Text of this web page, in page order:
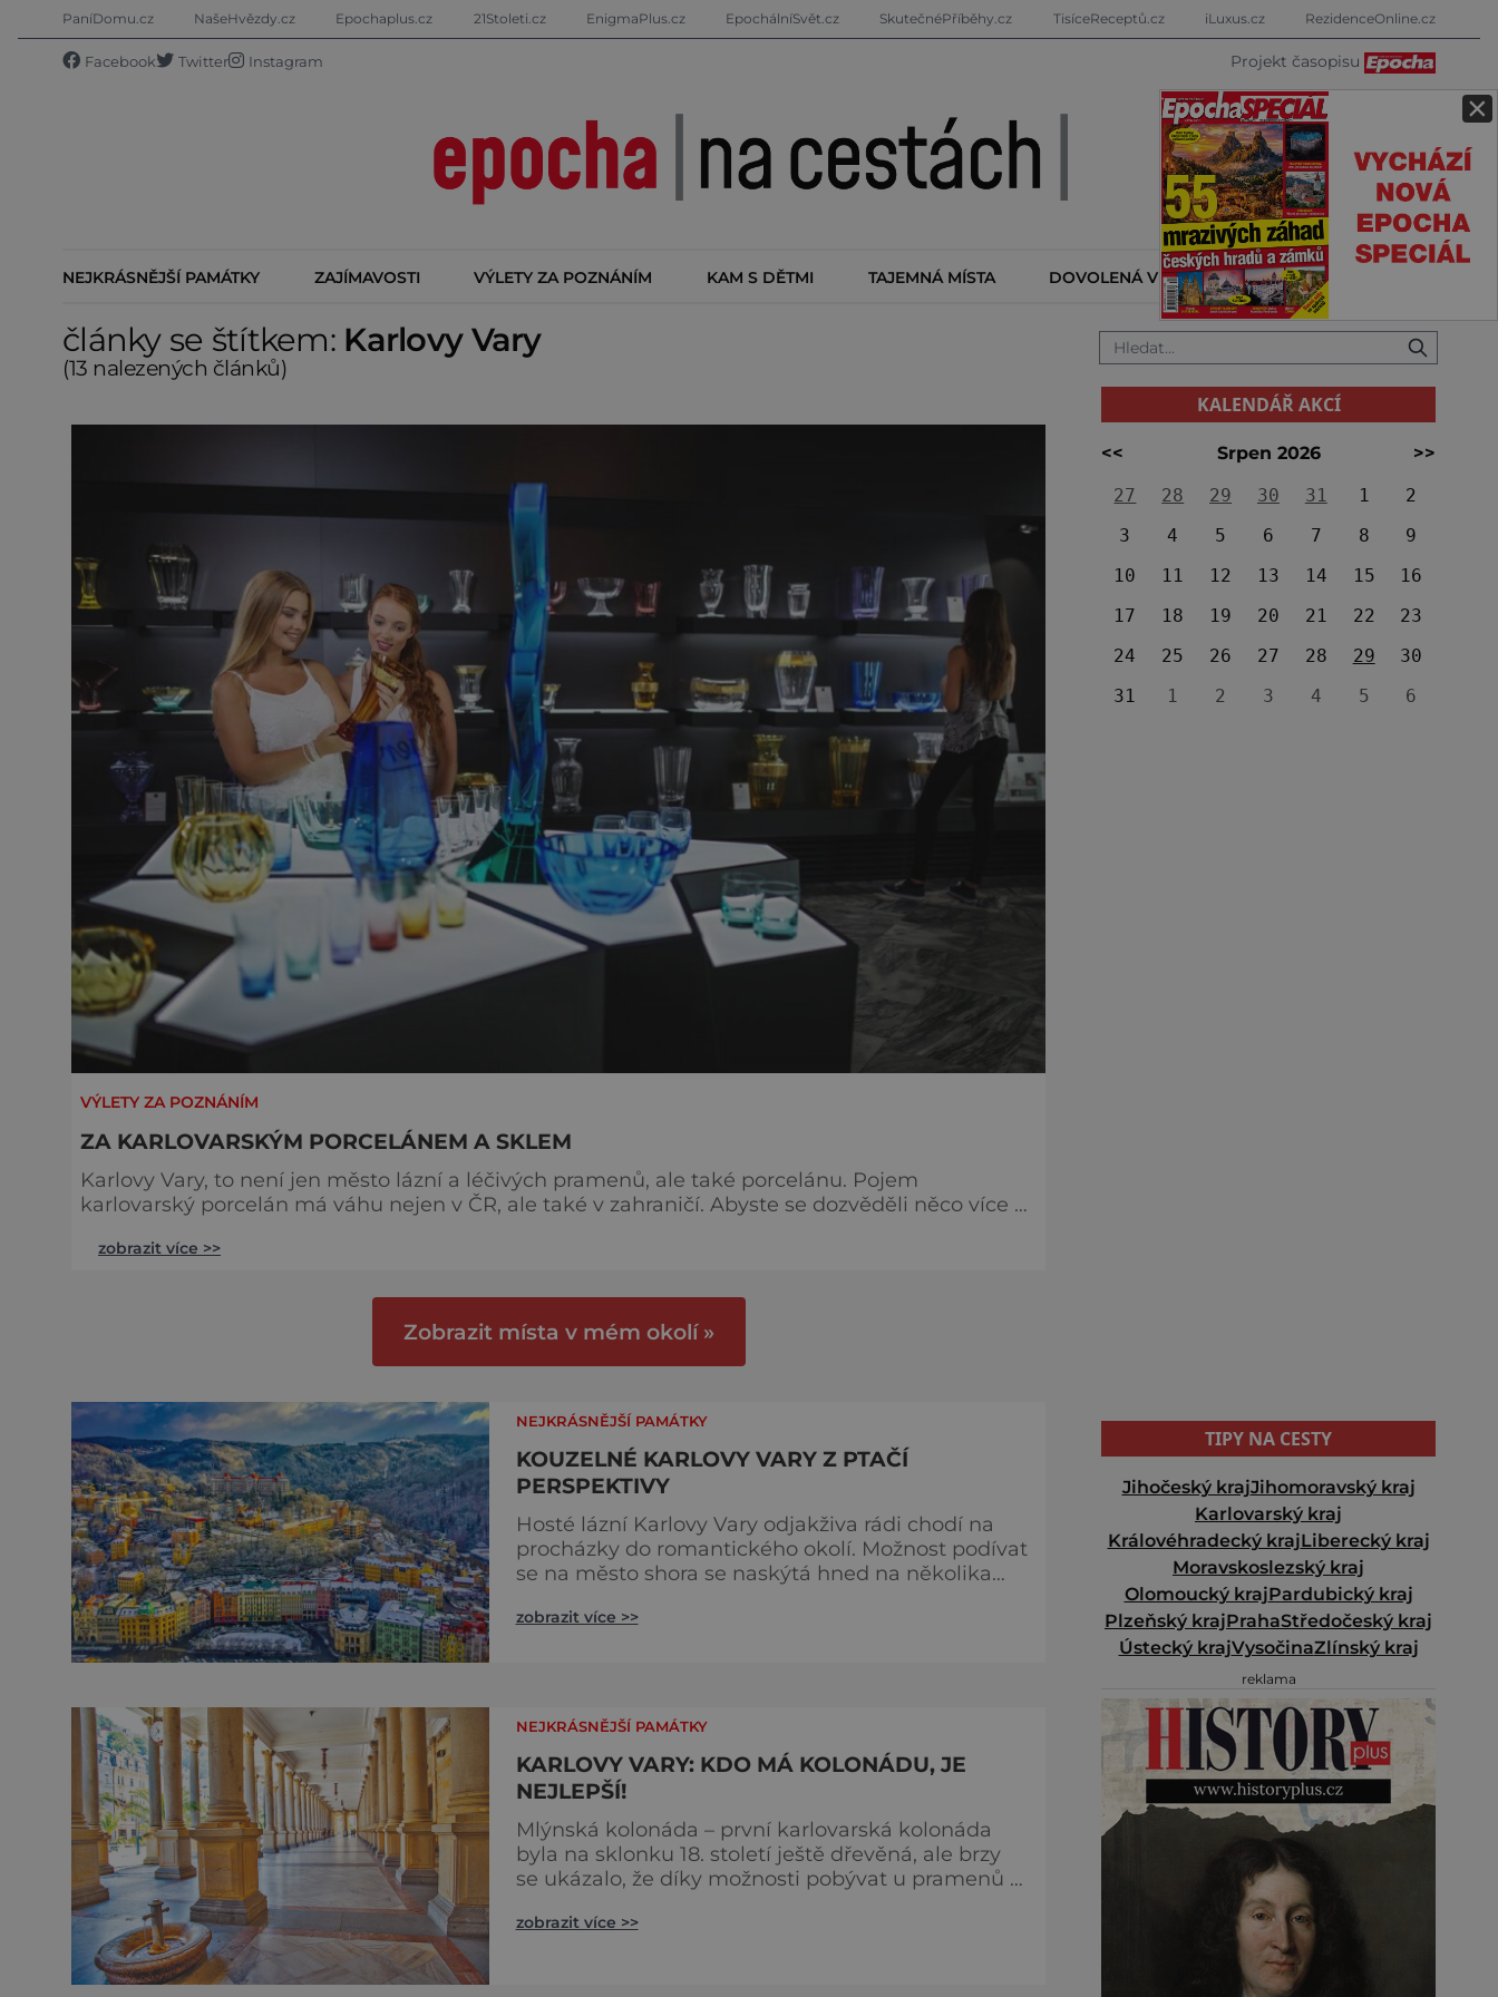
×
PaníDomu.cz NašeHvězdy.cz Epochaplus.cz 21Stoleti.cz EnigmaPlus.cz EpochálníSvět.cz SkutečnéPříběhy.cz TisíceReceptů.cz iLuxus.cz RezidenceOnline.cz
Facebook Twitter Instagram Projekt časopisu
NEJKRÁSNĚJŠÍ PAMÁTKY ZAJÍMAVOSTI VÝLETY ZA POZNÁNÍM KAM S DĚTMI TAJEMNÁ MÍSTA DOVOLENÁ V ZAHRANIČÍ KALENDÁŘ AKCÍ
články se štítkem: Karlovy Vary
(13 nalezených článků)
VÝLETY ZA POZNÁNÍM
ZA KARLOVARSKÝM PORCELÁNEM A SKLEM
Karlovy Vary, to není jen město lázní a léčivých pramenů, ale také porcelánu. Pojem
karlovarský porcelán má váhu nejen v ČR, ale také v zahraničí. Abyste se dozvěděli něco více o
Karlových Varů nebo stálou expozici sbírek Střední uměleckoprůmyslové školy. Pokud vás
zobrazit více >>
Zobrazit místa v mém okolí »
NEJKRÁSNĚJŠÍ PAMÁTKY
KOUZELNÉ KARLOVY VARY Z PTAČÍ
PERSPEKTIVY
Hosté lázní Karlovy Vary odjakživa rádi chodí na
procházky do romantického okolí. Možnost podívat
se na město shora se naskýtá hned na několika
architekturou. Když budeme procházet
významných lázeňských budov, ale také archi
zobrazit více >>
NEJKRÁSNĚJŠÍ PAMÁTKY
KARLOVY VARY: KDO MÁ KOLONÁDU, JE
NEJLEPŠÍ!
Mlýnská kolonáda – první karlovarská kolonáda
byla na sklonku 18. století ještě dřevěná, ale brzy
se ukázalo, že díky možnosti pobývat u pramenů i
Nový pramen, nad nímž tehdejší kolonáda stála,
zobrazit více >>
KALENDÁŘ AKCÍ
<< Srpen 2026
>>
27
28 29 30 31 1
2
3
4 5 6 7 8
9
10
11 12 13 14 15
16
17
18 19 20 21 22
23
24
25 26 27 28 29
30
31
1 2 3 4 5 6
TIPY NA CESTY
Jihočeský krajJihomoravský kraj
Karlovarský kraj
Královéhradecký krajLiberecký kraj
Moravskoslezský kraj
Olomoucký krajPardubický kraj
Plzeňský krajPrahaStředočeský kraj
Ústecký krajVysočinaZlínský kraj
reklama